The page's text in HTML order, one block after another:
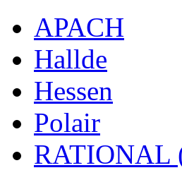
APACH
Hallde
Hessen
Polair
RATIONAL